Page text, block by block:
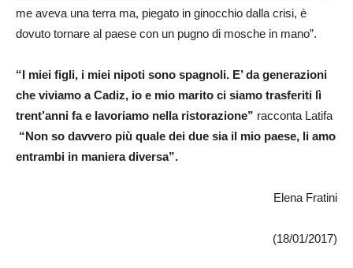
me aveva una terra ma, piegato in ginocchio dalla crisi, è
dovuto tornare al paese con un pugno di mosche in mano”.
“I miei figli, i miei nipoti sono spagnoli. E’ da generazioni
che viviamo a Cadiz, io e mio marito ci siamo trasferiti lì
trent’anni fa e lavoriamo nella ristorazione” racconta Latifa
“Non so davvero più quale dei due sia il mio paese, li amo
entrambi in maniera diversa”.
Elena Fratini
(18/01/2017)